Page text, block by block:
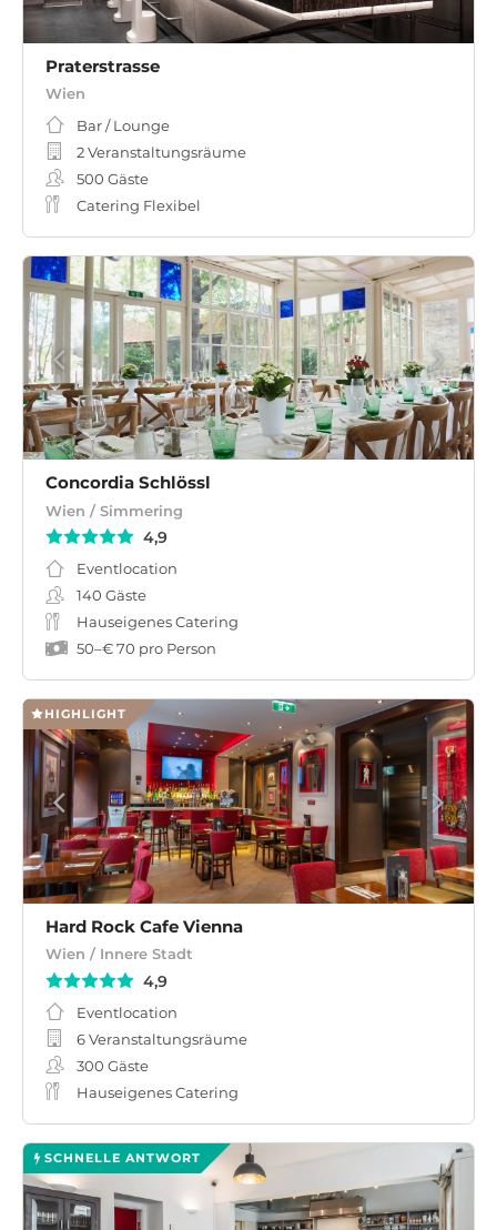
Praterstrasse
Wien
Bar / Lounge
2 Veranstaltungsräume
500 Gäste
Catering Flexibel
Concordia Schlössl
Wien / Simmering
4,9
Eventlocation
140 Gäste
Hauseigenes Catering
50–€ 70 pro Person
HIGHLIGHT
Hard Rock Cafe Vienna
Wien / Innere Stadt
4,9
Eventlocation
6 Veranstaltungsräume
300 Gäste
Hauseigenes Catering
SCHNELLE ANTWORT